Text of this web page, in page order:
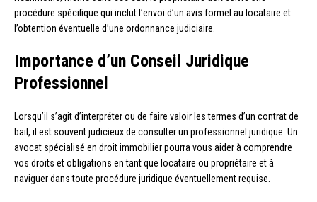
procédure spécifique qui inclut l’envoi d’un avis formel au locataire et
l’obtention éventuelle d’une ordonnance judiciaire.
Importance d’un Conseil Juridique
Professionnel
Lorsqu’il s’agit d’interpréter ou de faire valoir les termes d’un contrat de
bail, il est souvent judicieux de consulter un professionnel juridique. Un
avocat spécialisé en droit immobilier pourra vous aider à comprendre
vos droits et obligations en tant que locataire ou propriétaire et à
naviguer dans toute procédure juridique éventuellement requise.